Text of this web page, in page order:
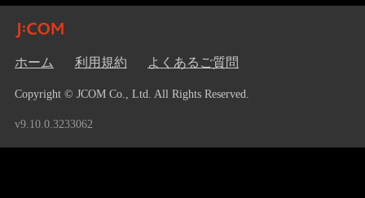
ホーム 利用規約 よくあるご質問
Copyright © JCOM Co., Ltd. All Rights Reserved.
v9.10.0.3233062